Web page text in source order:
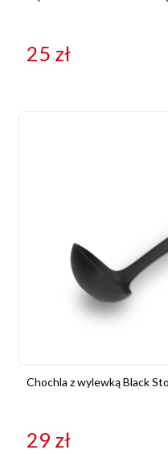
25 zł
Chochla z wylewką Black
29 zł